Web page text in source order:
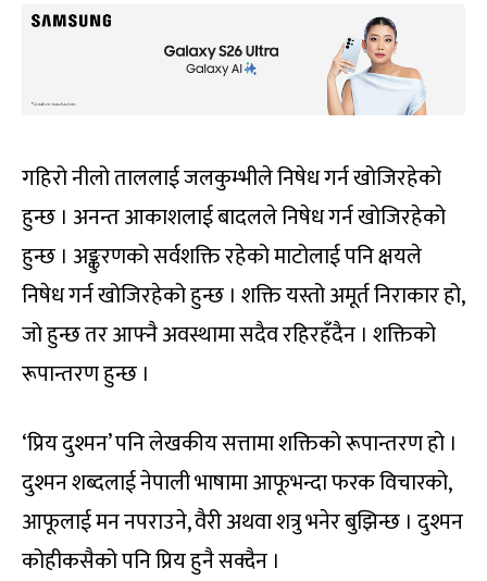
गहिरो नीलो ताललाई जलकुम्भीले निषेध गर्न खोजिरहेको
हुन्छ । अनन्त आकाशलाई बादलले निषेध गर्न खोजिरहेको
हुन्छ । अङ्कुरणको सर्वशक्ति रहेको माटोलाई पनि क्षयले
निषेध गर्न खोजिरहेको हुन्छ । शक्ति यस्तो अमूर्त निराकार हो,
जो हुन्छ तर आफ्नै अवस्थामा सदैव रहिरहँदैन । शक्तिको
रूपान्तरण हुन्छ ।
‘प्रिय दुश्मन’ पनि लेखकीय सत्तामा शक्तिको रूपान्तरण हो ।
दुश्मन शब्दलाई नेपाली भाषामा आफूभन्दा फरक विचारको,
आफूलाई मन नपराउने, वैरी अथवा शत्रु भनेर बुझिन्छ । दुश्मन
कोहीकसैको पनि प्रिय हुनै सक्दैन ।